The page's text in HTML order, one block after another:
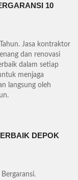
10
Jasa kontraktor
dan renovasi
dalam setiap
menjaga
langsung oleh
DEPOK